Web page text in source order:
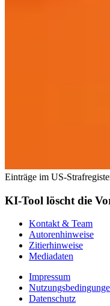
Einträge im US-
KI-Tool löscht die
Kontakt & Team
Autorenhinweise
Zitierhinweise
Mediadaten
Impressum
Datenschutz